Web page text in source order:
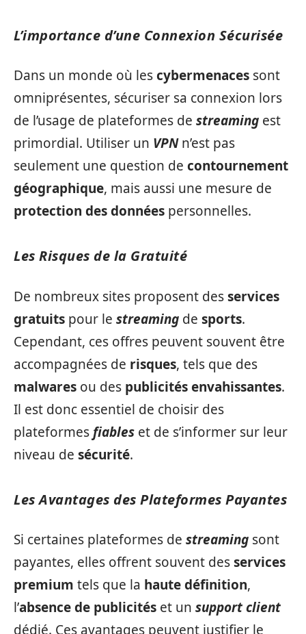
L’importance d’une Connexion Sécurisée
Dans un monde où lescybermenaces sont
omniprésentes, sécuriser sa connexion lors
de l’usage de plateformes de streaming est
primordial. Utiliser un VPNn’est pas
seulement une question de contournement
géographique, mais aussi une mesure de
protection des données personnelles.
Les Risques de la Gratuité
De nombreux sites proposent desservices
gratuits pour le streaming de sports.
Cependant, ces offres peuvent souvent être
accompagnées de risques, tels que des
malwares ou des publicités envahissantes.
Il est donc essentiel de choisir des
plateformes fiables et de s’informer sur leur
niveau de sécurité.
Les Avantages des Plateformes Payantes
Si certaines plateformes de streaming sont
payantes, elles offrent souvent desservices
premium tels que la haute définition,
l’absence de publicités et un support client
dédié. Ces avantages peuvent justifier le